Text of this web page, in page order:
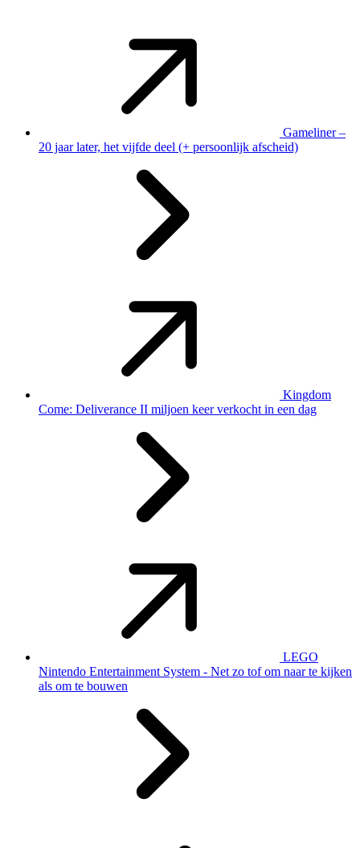
Gameliner –
20 jaar later, het vijfde deel (+ persoonlijk afscheid)
Kingdom
Come: Deliverance II miljoen keer verkocht in een dag
LEGO
Nintendo Entertainment System - Net zo tof om naar te kijken
als om te bouwen